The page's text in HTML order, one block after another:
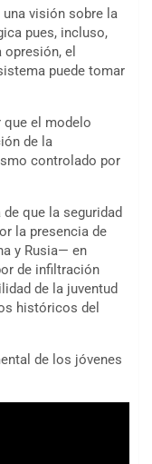
visión sobre la
pues, incluso,
el
puede tomar
que el modelo
de la
controlado por
que la seguridad
la presencia de
y Rusia— en
de infiltración
de la juventud
históricos del
de los jóvenes